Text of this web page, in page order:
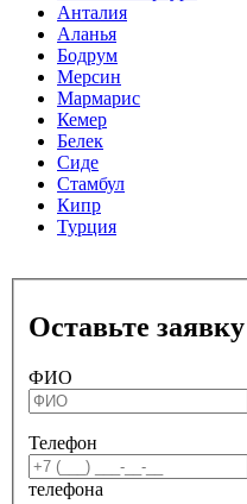
Анталия
Аланья
Бодрум
Мерсин
Мармарис
Кемер
Белек
Сиде
Стамбул
Кипр
Турция
Оставьте заявку
ФИО
Телефон
телефона